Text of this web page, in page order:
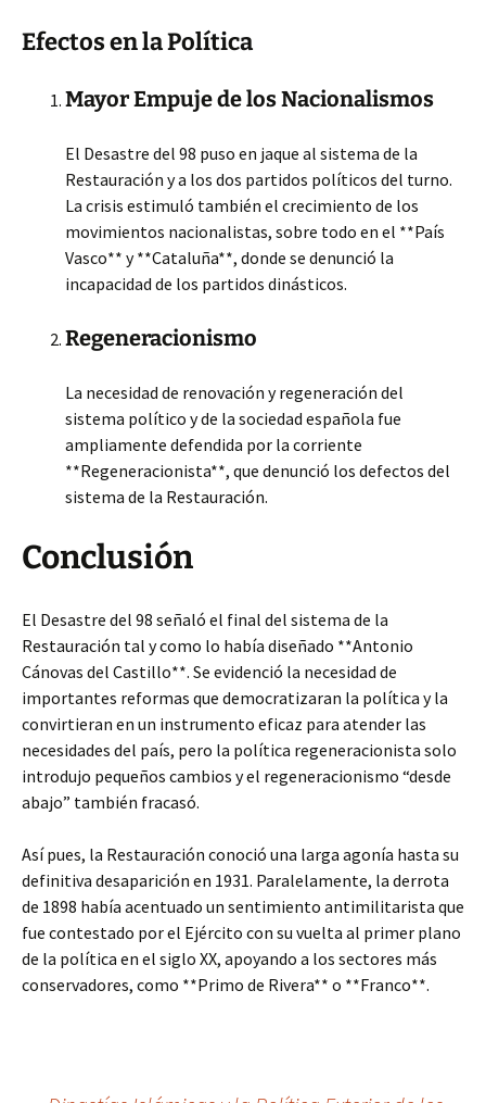
Efectos en la Política
Mayor Empuje de los Nacionalismos
El Desastre del 98 puso en jaque al sistema de la
Restauración y a los dos partidos políticos del turno.
La crisis estimuló también el crecimiento de los
movimientos nacionalistas, sobre todo en el **País
Vasco** y **Cataluña**, donde se denunció la
incapacidad de los partidos dinásticos.
Regeneracionismo
La necesidad de renovación y regeneración del
sistema político y de la sociedad española fue
ampliamente defendida por la corriente
**Regeneracionista**, que denunció los defectos del
sistema de la Restauración.
Conclusión
El Desastre del 98 señaló el final del sistema de la
Restauración tal y como lo había diseñado **Antonio
Cánovas del Castillo**. Se evidenció la necesidad de
importantes reformas que democratizaran la política y la
convirtieran en un instrumento eficaz para atender las
necesidades del país, pero la política regeneracionista solo
introdujo pequeños cambios y el regeneracionismo “desde
abajo” también fracasó.
Así pues, la Restauración conoció una larga agonía hasta su
definitiva desaparición en 1931. Paralelamente, la derrota
de 1898 había acentuado un sentimiento antimilitarista que
fue contestado por el Ejército con su vuelta al primer plano
de la política en el siglo XX, apoyando a los sectores más
conservadores, como **Primo de Rivera** o **Franco**.